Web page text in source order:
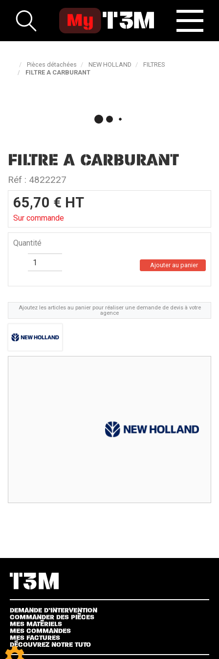
Pièces détachées NEW HOLLAND
FILTRES
FILTRE A CARBURANT
FILTRE A CARBURANT
Réf : 4822227
Ajoutez les articles au panier pour réaliser une demande de devis à votre
agence
65,70 € HT
Sur commande
Quantité
Ajouter au panier
DEMANDE D’INTERVENTION
COMMANDER DES PIÈCES
MES MATÉRIELS
MES COMMANDES
MES FACTURES
DÉCOUVREZ NOTRE TUTO